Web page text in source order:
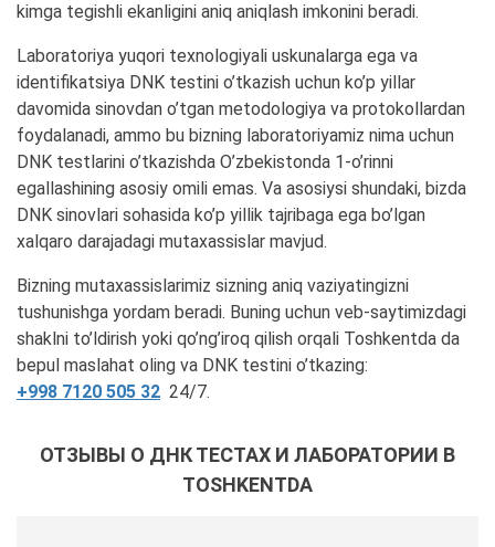
kimga tegishli ekanligini aniq aniqlash imkonini beradi.
Laboratoriya yuqori texnologiyali uskunalarga ega va
identifikatsiya DNK testini o’tkazish uchun ko’p yillar
davomida sinovdan o’tgan metodologiya va protokollardan
foydalanadi, ammo bu bizning laboratoriyamiz nima uchun
DNK testlarini o’tkazishda O’zbekistonda 1-o’rinni
egallashining asosiy omili emas. Va asosiysi shundaki, bizda
DNK sinovlari sohasida ko’p yillik tajribaga ega bo’lgan
xalqaro darajadagi mutaxassislar mavjud.
Bizning mutaxassislarimiz sizning aniq vaziyatingizni
tushunishga yordam beradi. Buning uchun veb-saytimizdagi
shaklni to’ldirish yoki qo’ng’iroq qilish orqali Toshkentda da
bepul maslahat oling va DNK testini o’tkazing:
+998 7120 505 32 24/7.
ОТЗЫВЫ О ДНК ТЕСТАХ И ЛАБОРАТОРИИ В
TOSHKENTDA